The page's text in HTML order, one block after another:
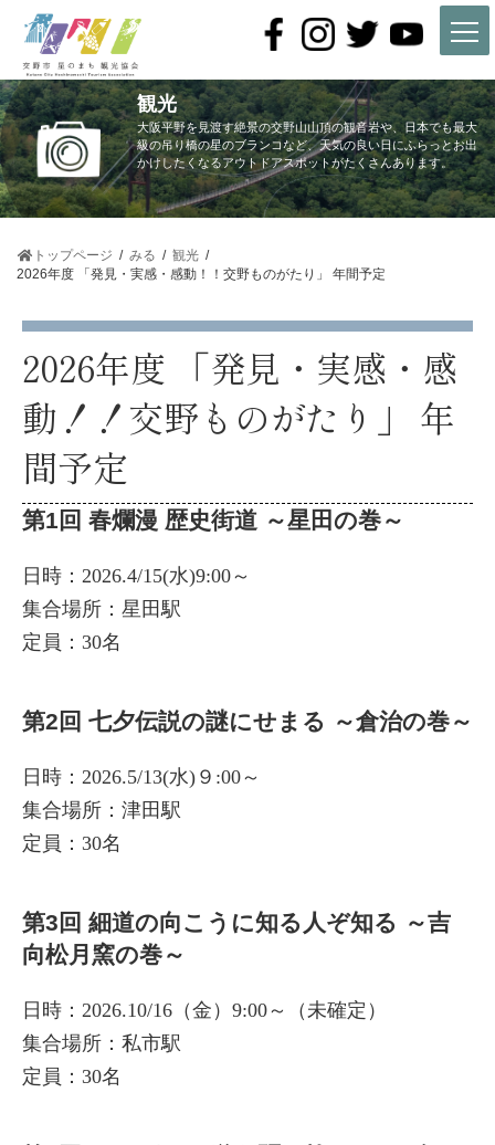
ツ
へ
ス
キ
ッ
プ
シ
ョ
ン
に
移
動
観光
大阪平野を見渡す絶景の交野山山頂の観音岩や、日本でも最大
級の吊り橋の星のブランコなど、天気の良い日にふらっとお出
かけしたくなるアウトドアスポットがたくさんあります。
トップページ みる
観光
2026年度 「発見・実感・感動！！交野ものがたり」 年間予定
2026年度 「発見・実感・感
動！！交野ものがたり」 年
間予定
第1回 春爛漫 歴史街道 ～星田の巻～
日時：2026.4/15(水)9:00～
集合場所：星田駅
定員：30名
第2回 七夕伝説の謎にせまる ～倉治の巻～
日時：2026.5/13(水)９:00～
集合場所：津田駅
定員：30名
第3回 細道の向こうに知る人ぞ知る ～吉
向松月窯の巻～
日時：2026.10/16（金）9:00～（未確定）
集合場所：私市駅
定員：30名